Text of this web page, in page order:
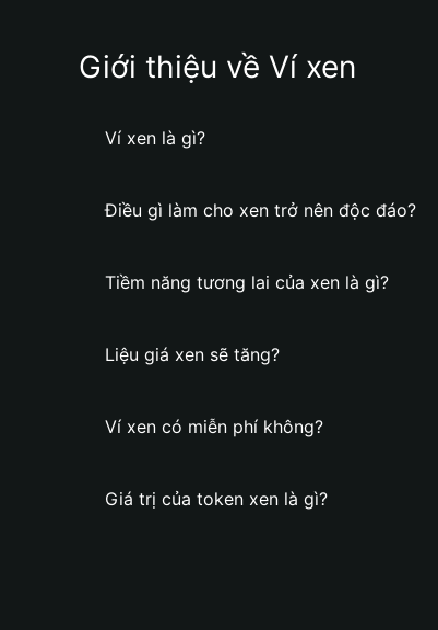
Giới thiệu về Ví xen
Ví xen là gì?
Điều gì làm cho xen trở nên độc đáo?
Tiềm năng tương lai của xen là gì?
Liệu giá xen sẽ tăng?
Ví xen có miễn phí không?
Giá trị của token xen là gì?